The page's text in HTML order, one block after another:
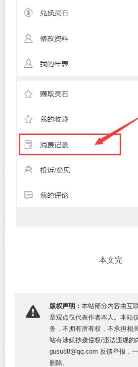
本文完
版权声明： 本站部分内容由互
章观点仅代表作者本人。本站
务，不拥有所有权，不承担相
站有涉嫌抄袭侵权/违法违规的
gusu88@qq.com 反馈举报，
删除。